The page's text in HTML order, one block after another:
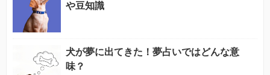
や豆知識
犬が夢に出てきた！夢占いではどんな意
味？